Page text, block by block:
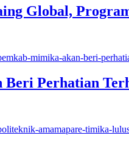
Global,
Perhatian